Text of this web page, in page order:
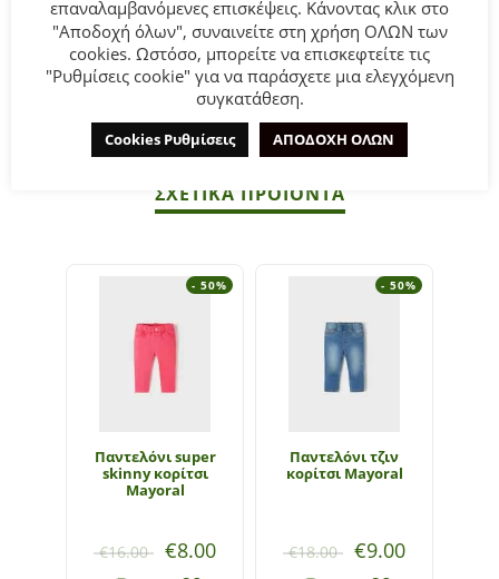
Σύνθεση : 95% Βαμβάκι 5% Ελαστομερής πολυουρεθάνη.
ΣΥΜΒΟΥΛΕΣ
Πλένεται στο πλυντήριο στους 30°C.
ΣΧΕΤΙΚΆ ΠΡΟΪΌΝΤΑ
- 50%
Παντελόνι super
skinny κορίτσι
Mayoral
€16.00 €8.00
- 50%
Παντελόνι τζιν
κορίτσι Mayoral
€18.00 €9.00
επαναλαμβανόμενες επισκέψεις. Κάνοντας κλικ στο
"Αποδοχή όλων", συναινείτε στη χρήση ΟΛΩΝ των
cookies. Ωστόσο, μπορείτε να επισκεφτείτε τις
"Ρυθμίσεις cookie" για να παράσχετε μια ελεγχόμενη
συγκατάθεση.
Cookies Ρυθμίσεις ΑΠΟΔΟΧΗ ΟΛΩΝ